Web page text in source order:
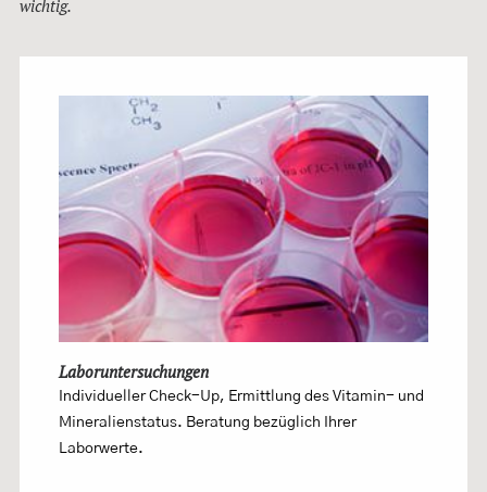
wichtig.
Laboruntersuchungen
Individueller Check-Up, Ermittlung des Vitamin- und
Mineralienstatus. Beratung bezüglich Ihrer
Laborwerte.